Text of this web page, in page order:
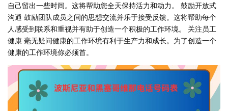
自己留出一些时间。这将帮助您全天保持活力和动力。 鼓励开放式
沟通 鼓励团队成员之间的思想交流并乐于接受反馈。这将帮助每个
人感受到联系和重视并有助于创造一个积极的工作环境。 关注员工
健康 毫无疑问健康的工作环境有利于生产力和成长。为了创造一个
健康的工作环境你必须首。